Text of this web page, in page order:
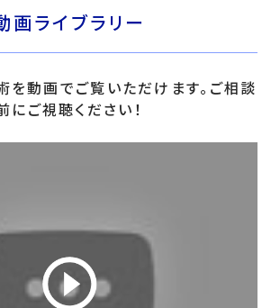
画ライブラリー
を動画でご覧いただけます。ご相談
にご視聴ください！